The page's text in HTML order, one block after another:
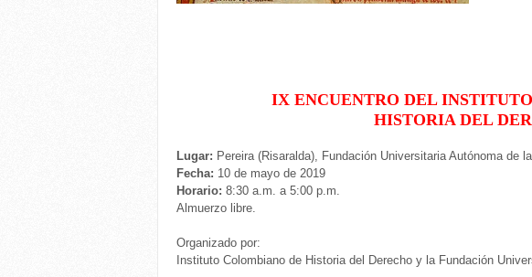
IX ENCUENTRO DEL
HISTORIA DEL
Lugar: Pereira (Risaralda), Fundación Universitaria Autónoma de
Fecha: 10 de mayo de 2019
Horario: 8:30 a.m. a 5:00 p.m.
Almuerzo libre.
Organizado por:
Instituto Colombiano de Historia del Derecho y la Fundación